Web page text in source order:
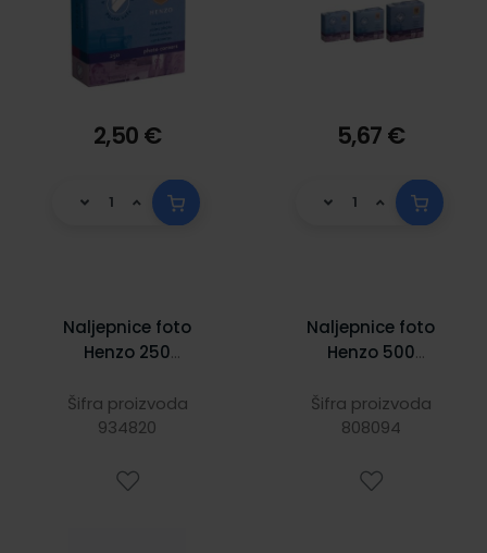
2,50 € 5,67 €
Naljepnice foto
Henzo 250
Šifra proizvoda
934820
Naljepnice foto
Henzo 500
Šifra proizvoda
808094